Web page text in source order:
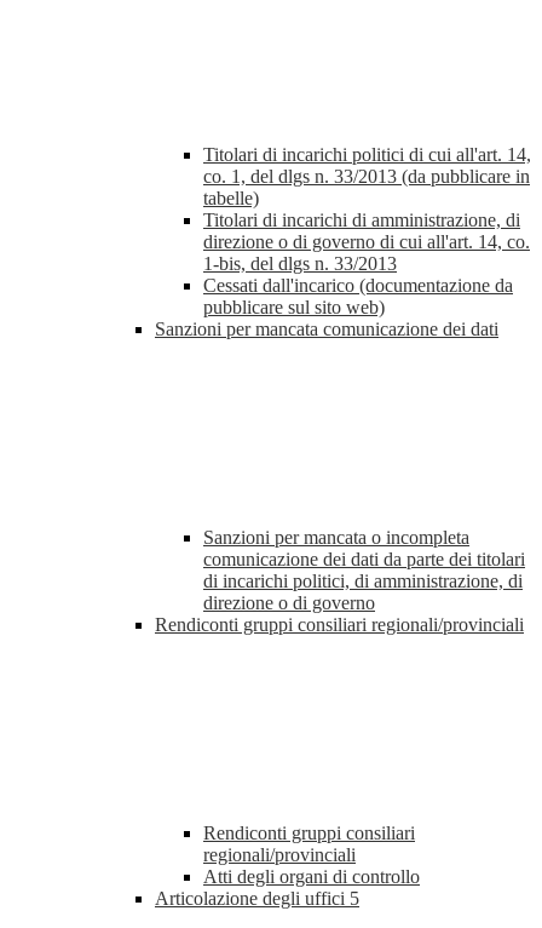
Titolari di incarichi politici di cui all'art. 14,
co. 1, del dlgs n. 33/2013 (da pubblicare in
tabelle)
Titolari di incarichi di amministrazione, di
direzione o di governo di cui all'art. 14, co.
1-bis, del dlgs n. 33/2013
Cessati dall'incarico (documentazione da
pubblicare sul sito web)
Sanzioni per mancata comunicazione dei dati
Sanzioni per mancata o incompleta
comunicazione dei dati da parte dei titolari
di incarichi politici, di amministrazione, di
direzione o di governo
Rendiconti gruppi consiliari regionali/provinciali
Rendiconti gruppi consiliari
regionali/provinciali
Atti degli organi di controllo
Articolazione degli uffici 5